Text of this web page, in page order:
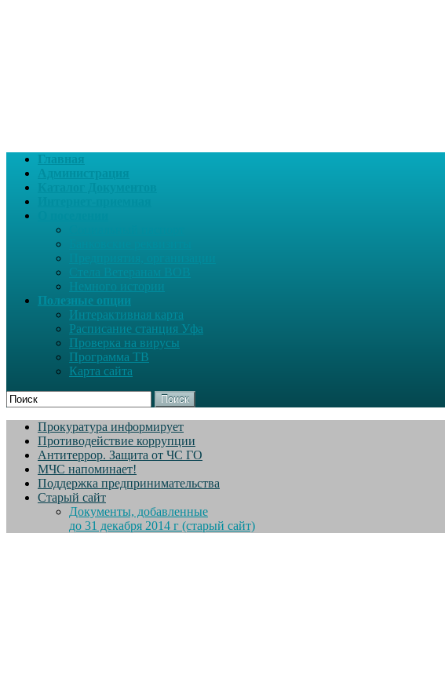
Главная
Администрация
Немного истории
Полезные опции
Интерактивная карта
Расписание станция Уфа
Проверка на вирусы
Программа ТВ
Карта сайта
Поиск
Прокуратура информирует
Противодействие коррупции
Антитеррор. Защита от ЧС ГО
МЧС напоминает!
Поддержка предпринимательства
Старый сайт
Документы, добавленные
до 31 декабря 2014 г (старый сайт)